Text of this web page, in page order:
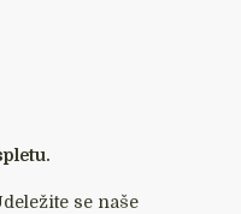
se naše